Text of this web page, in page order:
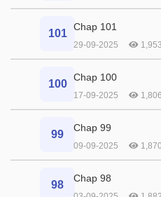
101
Chap 101
29-09-2025 1,953
100
Chap 100
17-09-2025 1,806
99
Chap 99
09-09-2025 1,870
98
Chap 98